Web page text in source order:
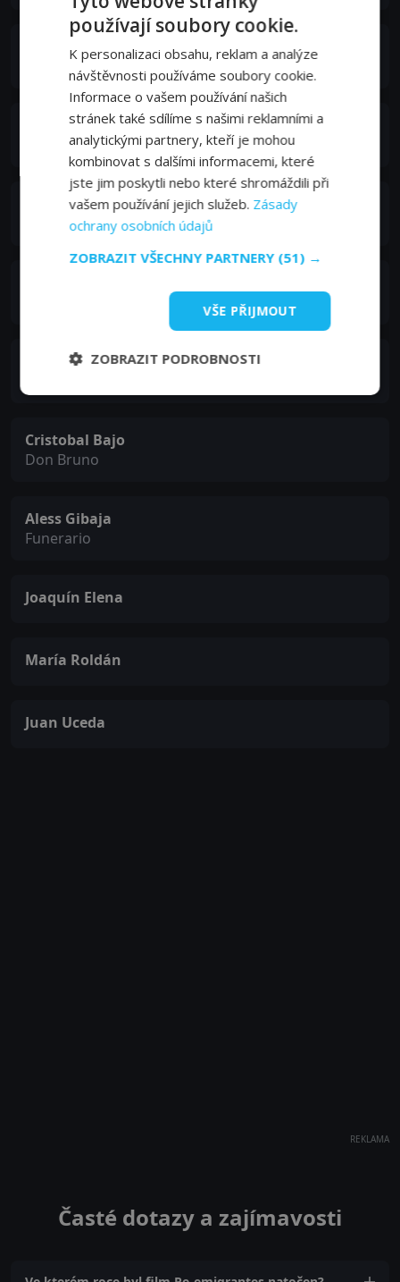
Marta Oliva
Joaquín Molina
Chemo
Mihaela Durlihac
Claudia
Noelia Genzone
Cristobal Bajo
Don Bruno
Aless Gibaja
Funerario
Joaquín Elena
María Roldán
Juan Uceda
REKLAMA
Časté dotazy a zajímavosti
používají soubory cookie.
K personalizaci obsahu, reklam a analýze
návštěvnosti používáme soubory cookie.
Informace o vašem používání našich
stránek také sdílíme s našimi reklamními a
analytickými partnery, kteří je mohou
kombinovat s dalšími informacemi, které
jste jim poskytli nebo které shromáždili při
vašem používání jejich služeb. Zásady
ochrany osobních údajů
ZOBRAZIT VŠECHNY PARTNERY (51) →
VŠE PŘIJMOUT
ZOBRAZIT PODROBNOSTI